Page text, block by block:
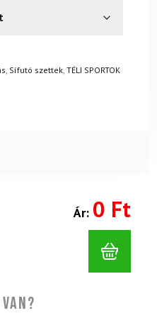
visszaküldheti 14
Sífutó szettek, TÉLI SPORTOK
Ár: 0 Ft